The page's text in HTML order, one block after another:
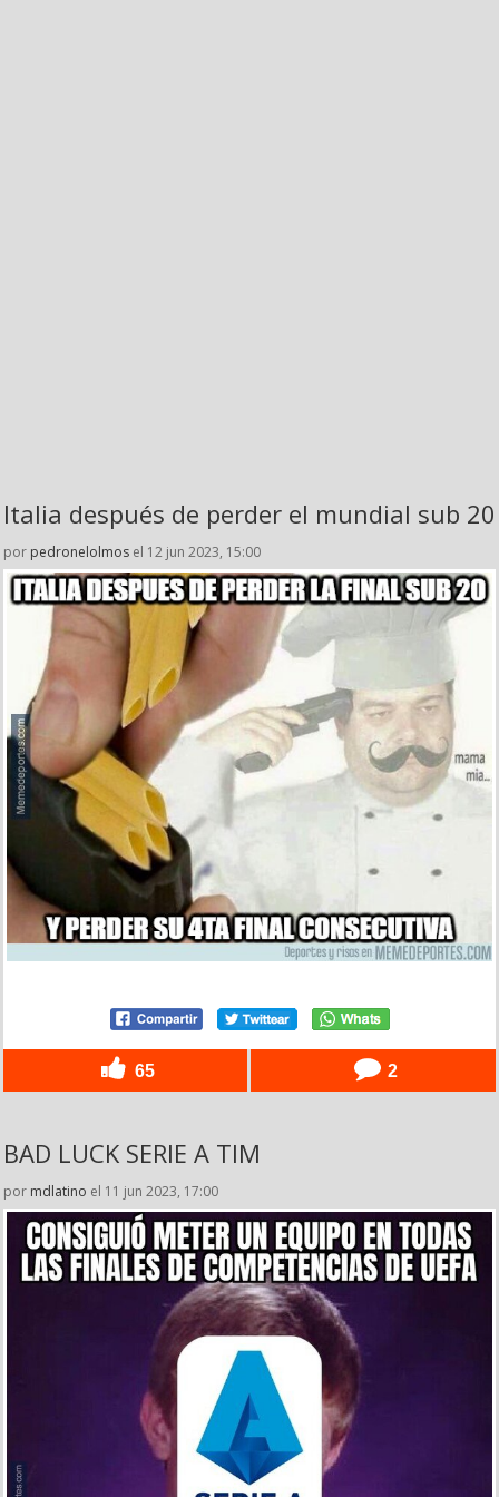
Italia después de perder el mundial sub 20
por pedronelolmos el 12 jun 2023, 15:00
65 2
BAD LUCK SERIE A TIM
por mdlatino el 11 jun 2023, 17:00